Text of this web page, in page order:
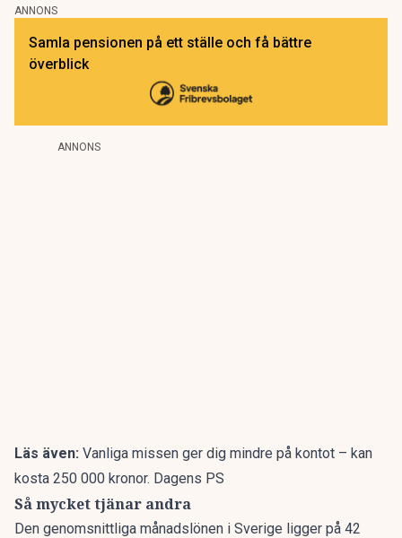
ANNONS
Samla pensionen på ett ställe och få bättre
överblick
ANNONS
Läs även: Vanliga missen ger dig mindre på kontot – kan
kosta 250 000 kronor. Dagens PS
Så mycket tjänar andra
Den genomsnittliga månadslönen i Sverige ligger på 42